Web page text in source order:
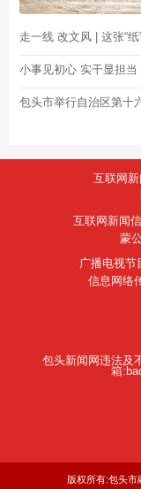
走一线 改文风 | 这张“纸
小事见初心 实干显担当
包头市举行自治区第十
互联网
互联网新闻
蒙
广播电视节
信息网络
包头新闻网违法及
箱
版权所有:包头